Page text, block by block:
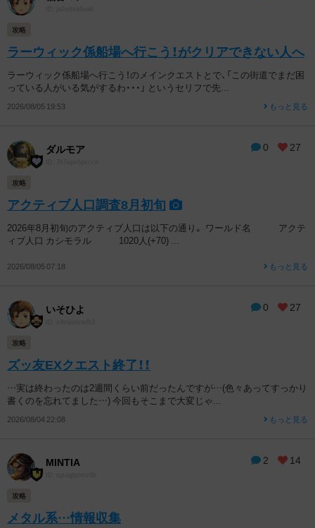
攻略
ラーウィック係船場へ行こう！がクリアできない人へ
ラーウィック係船場へ行こう！のメインクエストとで、「この街道でまだ困
っている人がいる気がするわ・・・」 というセリフで先...
2026/08/05 19:53 もっと見る
0 27
ダルモア
攻略
アクティブ人口調査8月初旬
2026年8月初旬のアクティブ人口は以下の通り。 ワールド名 アクテ
ィブ人口 カシモラル 1020人(+70) ...
2026/08/05 07:18 もっと見る
0 27
いそひよ
攻略
ズッ友EXクエスト終了！！
…実は終わったのは2週間くらい前だったんですが…(色々あってすっかり
書くのを忘れてました…) 今回もそこまで大変じゃ...
2026/08/04 22:08 もっと見る
2 14
MINTIA
攻略
メタル系…情報収集